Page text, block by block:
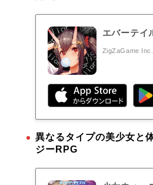
エバーテイ
ZigZaGame Inc.
異なるタイプの美少女と
ジーRPG